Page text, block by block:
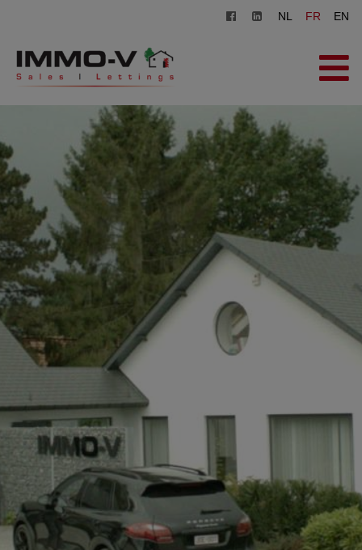
NL FR EN
ACCUEIL
À VENDRE
À LOUER
AGENCE
INSCRIPTION
CONTACT
ESTIMATION GRATUITE
info@immov.be